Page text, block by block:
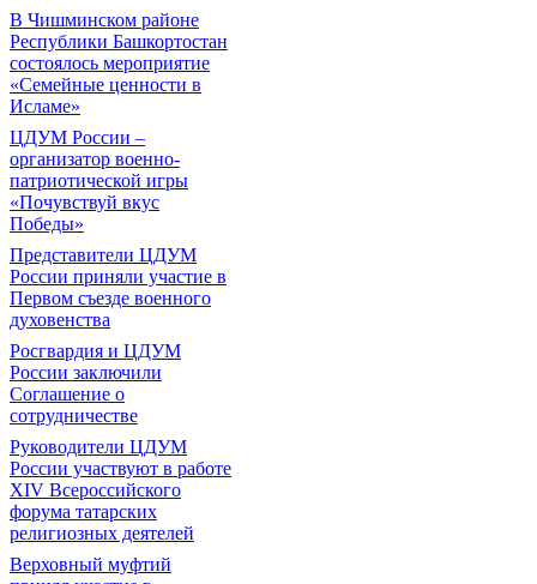
В Чишминском районе
Республики Башкортостан
состоялось мероприятие
«Семейные ценности в
Исламе»
ЦДУМ России –
организатор военно-
патриотической игры
«Почувствуй вкус
Победы»
Представители ЦДУМ
России приняли участие в
Первом съезде военного
духовенства
Росгвардия и ЦДУМ
России заключили
Соглашение о
сотрудничестве
Руководители ЦДУМ
России участвуют в работе
XIV Всероссийского
форума татарских
религиозных деятелей
Верховный муфтий